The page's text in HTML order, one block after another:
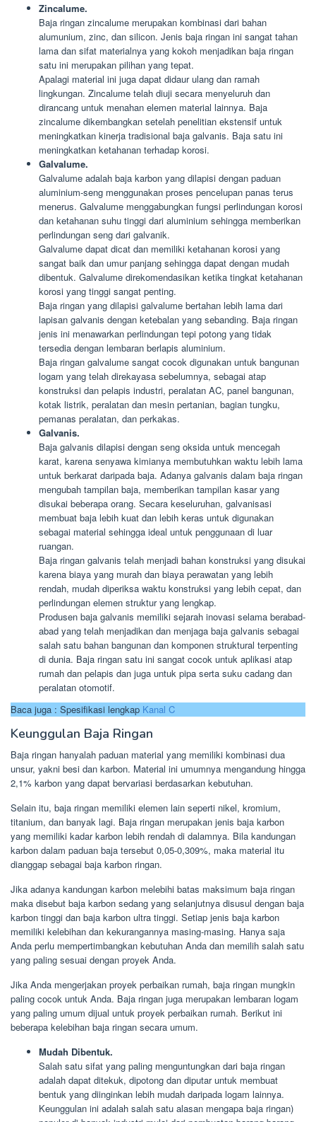
Zincalume.
Baja ringan zincalume merupakan kombinasi dari bahan
alumunium, zinc, dan silicon. Jenis baja ringan ini sangat tahan
lama dan sifat materialnya yang kokoh menjadikan baja ringan
satu ini merupakan pilihan yang tepat.
Apalagi material ini juga dapat didaur ulang dan ramah
lingkungan. Zincalume telah diuji secara menyeluruh dan
dirancang untuk menahan elemen material lainnya. Baja
zincalume dikembangkan setelah penelitian ekstensif untuk
meningkatkan kinerja tradisional baja galvanis. Baja satu ini
meningkatkan ketahanan terhadap korosi.
Galvalume.
Galvalume adalah baja karbon yang dilapisi dengan paduan
aluminium-seng menggunakan proses pencelupan panas terus
menerus. Galvalume menggabungkan fungsi perlindungan korosi
dan ketahanan suhu tinggi dari aluminium sehingga memberikan
perlindungan seng dari galvanik.
Galvalume dapat dicat dan memiliki ketahanan korosi yang
sangat baik dan umur panjang sehingga dapat dengan mudah
dibentuk. Galvalume direkomendasikan ketika tingkat ketahanan
korosi yang tinggi sangat penting.
Baja ringan yang dilapisi galvalume bertahan lebih lama dari
lapisan galvanis dengan ketebalan yang sebanding. Baja ringan
jenis ini menawarkan perlindungan tepi potong yang tidak
tersedia dengan lembaran berlapis aluminium.
Baja ringan galvalume sangat cocok digunakan untuk bangunan
logam yang telah direkayasa sebelumnya, sebagai atap
konstruksi dan pelapis industri, peralatan AC, panel bangunan,
kotak listrik, peralatan dan mesin pertanian, bagian tungku,
pemanas peralatan, dan perkakas.
Galvanis.
Baja galvanis dilapisi dengan seng oksida untuk mencegah
karat, karena senyawa kimianya membutuhkan waktu lebih lama
untuk berkarat daripada baja. Adanya galvanis dalam baja ringan
mengubah tampilan baja, memberikan tampilan kasar yang
disukai beberapa orang. Secara keseluruhan, galvanisasi
membuat baja lebih kuat dan lebih keras untuk digunakan
sebagai material sehingga ideal untuk penggunaan di luar
ruangan.
Baja ringan galvanis telah menjadi bahan konstruksi yang disukai
karena biaya yang murah dan biaya perawatan yang lebih
rendah, mudah diperiksa waktu konstruksi yang lebih cepat, dan
perlindungan elemen struktur yang lengkap.
Produsen baja galvanis memiliki sejarah inovasi selama berabad-
abad yang telah menjadikan dan menjaga baja galvanis sebagai
salah satu bahan bangunan dan komponen struktural terpenting
di dunia. Baja ringan satu ini sangat cocok untuk aplikasi atap
rumah dan pelapis dan juga untuk pipa serta suku cadang dan
peralatan otomotif.
Baca juga : Spesifikasi lengkap Kanal C
Keunggulan Baja Ringan
Baja ringan hanyalah paduan material yang memiliki kombinasi dua
unsur, yakni besi dan karbon. Material ini umumnya mengandung hingga
2,1% karbon yang dapat bervariasi berdasarkan kebutuhan.
Selain itu, baja ringan memiliki elemen lain seperti nikel, kromium,
titanium, dan banyak lagi. Baja ringan merupakan jenis baja karbon
yang memiliki kadar karbon lebih rendah di dalamnya. Bila kandungan
karbon dalam paduan baja tersebut 0,05-0,309%, maka material itu
dianggap sebagai baja karbon ringan.
Jika adanya kandungan karbon melebihi batas maksimum baja ringan
maka disebut baja karbon sedang yang selanjutnya disusul dengan baja
karbon tinggi dan baja karbon ultra tinggi. Setiap jenis baja karbon
memiliki kelebihan dan kekurangannya masing-masing. Hanya saja
Anda perlu mempertimbangkan kebutuhan Anda dan memilih salah satu
yang paling sesuai dengan proyek Anda.
Jika Anda mengerjakan proyek perbaikan rumah, baja ringan mungkin
paling cocok untuk Anda. Baja ringan juga merupakan lembaran logam
yang paling umum dijual untuk proyek perbaikan rumah. Berikut ini
beberapa kelebihan baja ringan secara umum.
Mudah Dibentuk.
Salah satu sifat yang paling menguntungkan dari baja ringan
adalah dapat ditekuk, dipotong dan diputar untuk membuat
bentuk yang diinginkan lebih mudah daripada logam lainnya.
Keunggulan ini adalah salah satu alasan mengapa baja ringan)